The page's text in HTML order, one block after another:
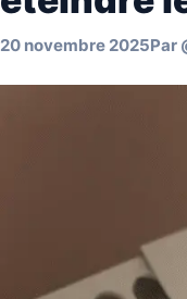
20 novembre 2025Par